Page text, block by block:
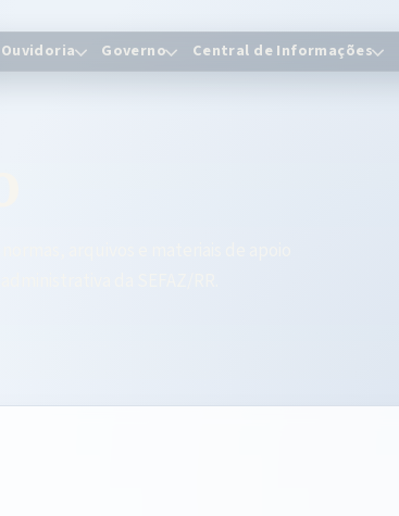
Ouvidoria Governo Central de Informações